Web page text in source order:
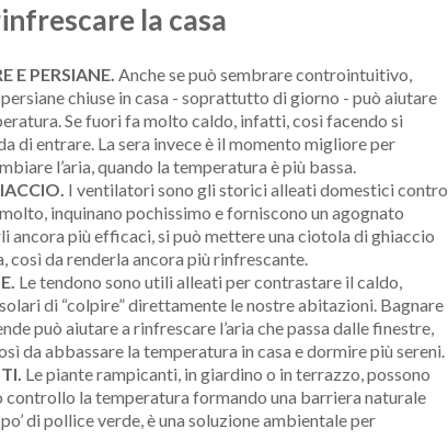
la casa
E PERSIANE. Anche se può sembrare controintuitivo,
chiuse in casa - soprattutto di giorno - può aiutare
Se fuori fa molto caldo, infatti, così facendo si
di entrare. La sera invece è il momento migliore per
l’aria, quando la temperatura è più bassa.
I ventilatori sono gli storici alleati domestici contro
inquinano pochissimo e forniscono un agognato
ancora più efficaci, si può mettere una ciotola di ghiaccio
così da renderla ancora più rinfrescante.
Le tendono sono utili alleati per contrastare il caldo,
di “colpire” direttamente le nostre abitazioni. Bagnare
può aiutare a rinfrescare l’aria che passa dalle finestre,
da abbassare la temperatura in casa e dormire più sereni.
Le piante rampicanti, in giardino o in terrazzo, possono
controllo la temperatura formando una barriera naturale
di pollice verde, è una soluzione ambientale per